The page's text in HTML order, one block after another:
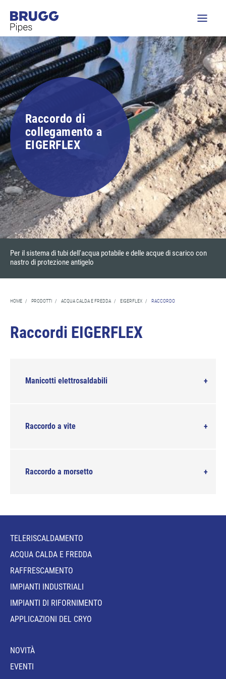
Raccordo di
collegamento a
EIGERFLEX
Per il sistema di tubi dell'acqua potabile e delle acque di scarico con
nastro di protezione antigelo
HOME / PRODOTTI / ACQUA CALDA E FREDDA / EIGERFLEX / RACCORDO
Raccordi EIGERFLEX
Manicotti elettrosaldabili
Raccordo a vite
Raccordo a morsetto
TELERISCALDAMENTO
ACQUA CALDA E FREDDA
RAFFRESCAMENTO
IMPIANTI INDUSTRIALI
IMPIANTI DI RIFORNIMENTO
APPLICAZIONI DEL CRYO
NOVITÀ
EVENTI